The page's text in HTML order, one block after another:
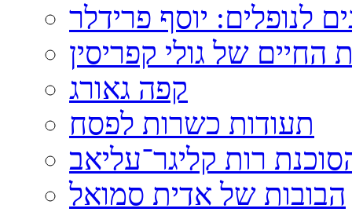
לנופלים: יוסף פרידלר
החיים של גולי קפריסין
קפה גאורג
תעודות כשרות לפסח
רות קליגר־עליאב
הבובות של אדית סמואל